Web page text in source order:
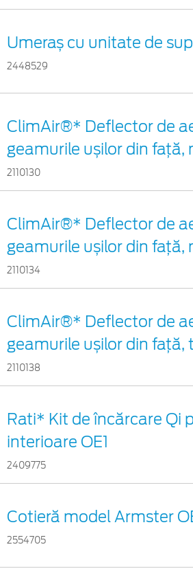
Umeraș cu unitate de
2448529
ClimAir®* Deflector de
geamurile ușilor din față,
2110130
ClimAir®* Deflector de
geamurile ușilor din față,
2110134
ClimAir®* Deflector de
geamurile ușilor din față,
2110138
Rati* Kit de încărcare Qi
interioare OE1
2409775
Cotieră model Armster
2554705